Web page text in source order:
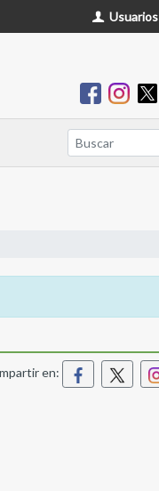
Usuarios
en: